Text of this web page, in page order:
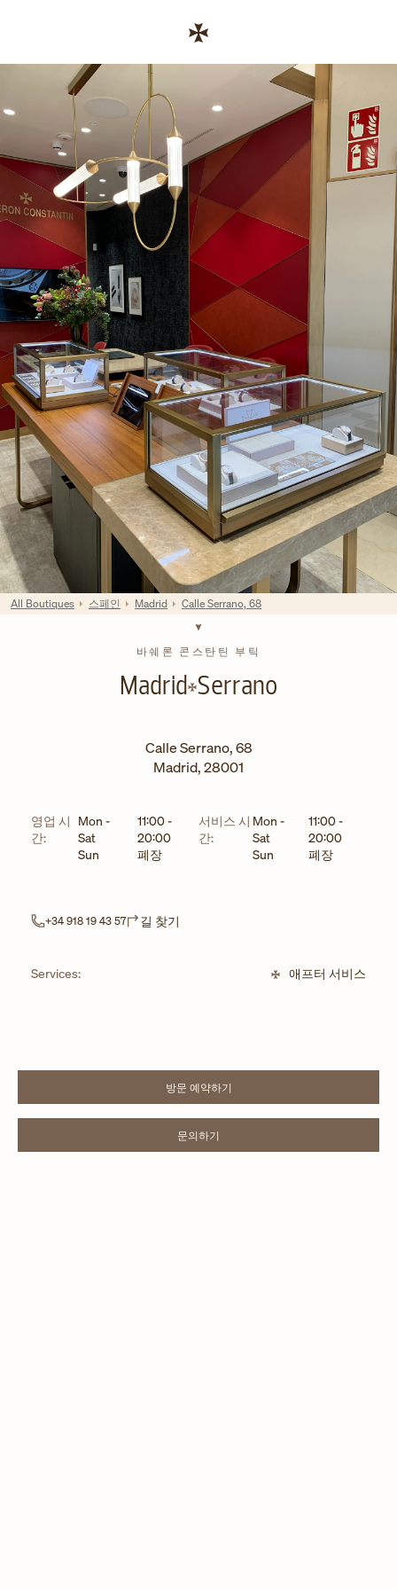
Return to Nav
바쉐론 콘스탄틴 부틱
Madrid Serrano
Calle Serrano, 68
Madrid,28001
영업 시
간:
요일 시간
Mon -
Sat
11:00-
20:00
Sun
폐장
서비스 시
간:
요일 시간
Mon -
Sat
11:00-
20:00
Sun
폐장
+34 918 19 43 57 길 찾기
Services: 애프터 서비스
방문 예약하기LINK OPENS IN NEW TAB
문의하기LINK OPENS IN NEW TAB
All Boutiques 스페인 Madrid Calle Serrano, 68